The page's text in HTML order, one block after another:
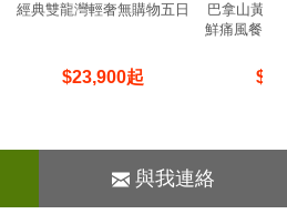
經典雙龍灣輕奢無購物五日
$23,900起
巴拿山黃金
鮮痛風餐 焗
$
與我連絡